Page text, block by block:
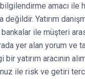
amacı ile
Yatırım
ile müşteri
yer alan yorum ve
yatırım aracının
ile risk ve getiri